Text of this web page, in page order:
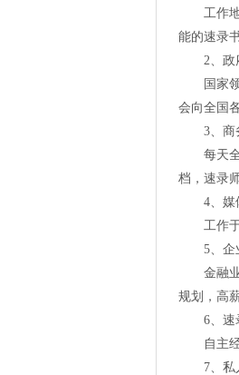
工作
能的速录
2、政
国家
会向全国
3、商
每天
档，速录
4、媒
工作
5、企
金融
规划，高
6、速
自主
7、私